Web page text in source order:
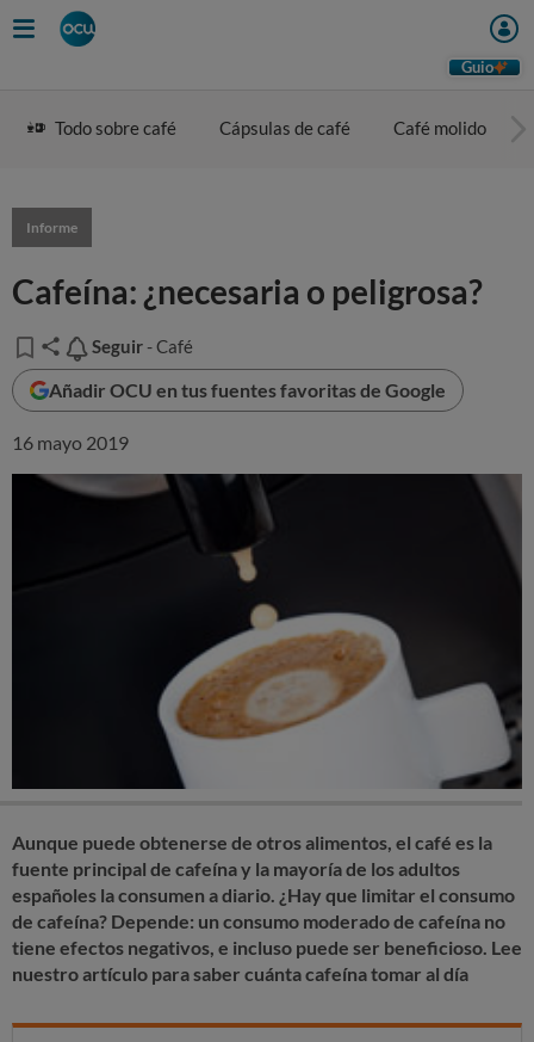
Guio
Todo sobre café Cápsulas de café Café molido
Informe
Cafeína: ¿necesaria o peligrosa?
Seguir
Seguir - Café
Añadir OCU en tus fuentes favoritas de Google
16 mayo 2019
Aunque puede obtenerse de otros alimentos, el café es la
fuente principal de cafeínay la mayoría de los adultos
españoles la consumen a diario. ¿Hay que limitar el consumo
de cafeína? Depende: un consumo moderado de cafeína no
tiene efectos negativos, e incluso puede ser beneficioso. Lee
nuestro artículo para saber cuánta cafeína tomar al día